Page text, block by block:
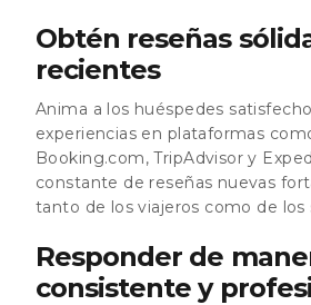
Obtén reseñas
recientes
Anima a los huéspedes
experiencias en plataformas
Booking.com, TripAdvisor y
constante de reseñas nuevas
tanto de los viajeros como de los
Responder de
consistente y